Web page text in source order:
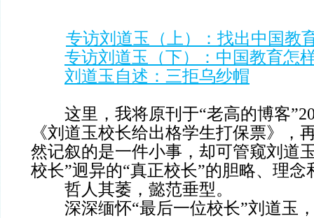
专访刘道玉（上）：找出中国教
专访刘道玉（下）：中国教育怎
刘道玉自述：三拒乌纱帽
这里，我将原刊于“老高的博客
《刘道玉校长给出格学生打保票》，
然记叙的是一件小事，却可管窥刘道
校长”迥异的“真正校长”的胆略、理念
哲人其萎，懿范垂型。
深深缅怀“最后一位校长”刘道玉